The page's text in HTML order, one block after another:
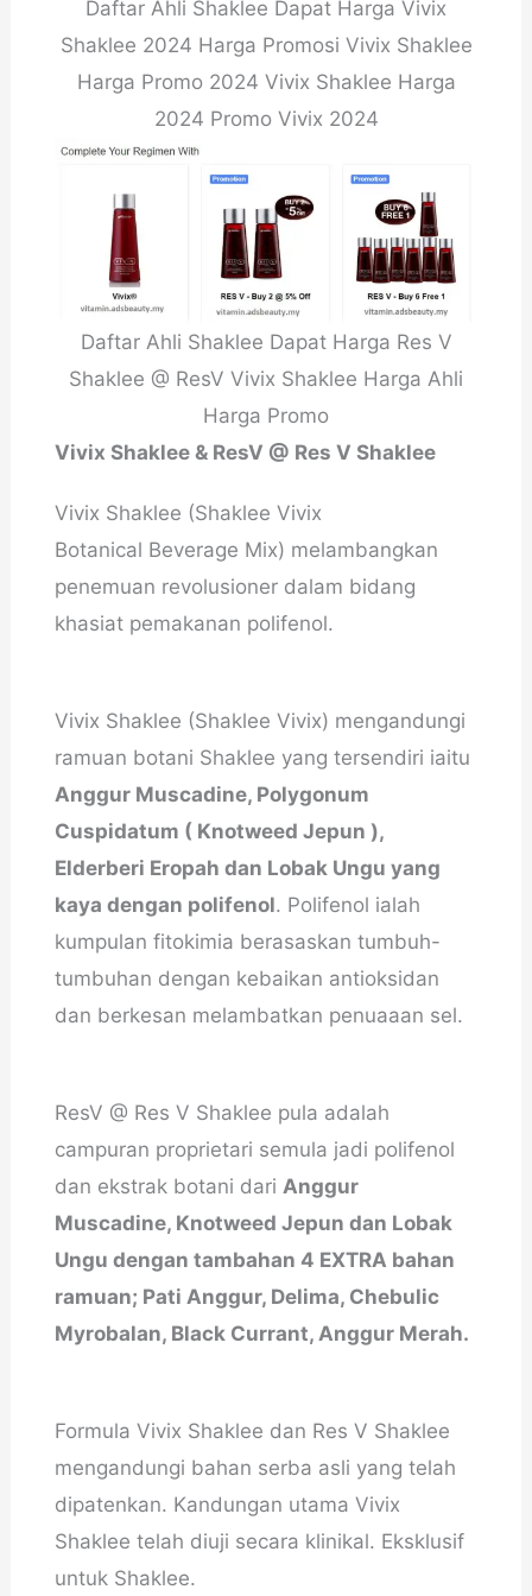
Daftar Ahli Shaklee Dapat Harga Vivix
Shaklee 2024 Harga Promosi Vivix Shaklee
Harga Promo 2024 Vivix Shaklee Harga
2024 Promo Vivix 2024
Daftar Ahli Shaklee Dapat Harga Res V
Shaklee @ ResV Vivix Shaklee Harga Ahli
Harga Promo
Vivix Shaklee & ResV @ Res V Shaklee
Vivix Shaklee (Shaklee Vivix
Botanical Beverage Mix) melambangkan
penemuan revolusioner dalam bidang
khasiat pemakanan polifenol.
Vivix Shaklee (Shaklee Vivix) mengandungi
ramuan botani Shaklee yang tersendiri iaitu
Anggur Muscadine, Polygonum
Cuspidatum ( Knotweed Jepun ),
Elderberi Eropah dan Lobak Ungu yang
kaya dengan polifenol. Polifenol ialah
kumpulan fitokimia berasaskan tumbuh-
tumbuhan dengan kebaikan antioksidan
dan berkesan melambatkan penuaaan sel.
ResV @ Res V Shaklee pula adalah
campuran proprietari semula jadi polifenol
dan ekstrak botani dari Anggur
Muscadine, Knotweed Jepun dan Lobak
Ungu dengan tambahan 4 EXTRA bahan
ramuan; Pati Anggur, Delima, Chebulic
Myrobalan, Black Currant, Anggur Merah.
Formula Vivix Shaklee dan Res V Shaklee
mengandungi bahan serba asli yang telah
dipatenkan. Kandungan utama Vivix
Shaklee telah diuji secara klinikal. Eksklusif
untuk Shaklee.